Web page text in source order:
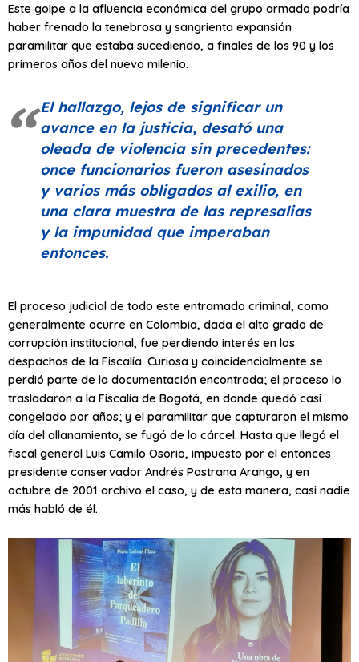
Este golpe a la afluencia económica del grupo armado podría
haber frenado la tenebrosa y sangrienta expansión
paramilitar que estaba sucediendo, a finales de los 90 y los
primeros años del nuevo milenio.
El hallazgo, lejos de significar un
avance en la justicia, desató una
oleada de violencia sin precedentes:
once funcionarios fueron asesinados
y varios más obligados al exilio, en
una clara muestra de las represalias
y la impunidad que imperaban
entonces.
El proceso judicial de todo este entramado criminal, como
generalmente ocurre en Colombia, dada el alto grado de
corrupción institucional, fue perdiendo interés en los
despachos de la Fiscalía. Curiosa y coincidencialmente se
perdió parte de la documentación encontrada; el proceso lo
trasladaron a la Fiscalía de Bogotá, en donde quedó casi
congelado por años; y el paramilitar que capturaron el mismo
día del allanamiento, se fugó de la cárcel. Hasta que llegó el
fiscal general Luis Camilo Osorio, impuesto por el entonces
presidente conservador Andrés Pastrana Arango, y en
octubre de 2001 archivo el caso, y de esta manera, casi nadie
más habló de él.